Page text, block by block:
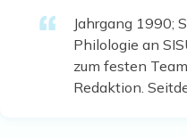
Jahrgang 1990;
Philologie an
zum festen
Redaktion. Seitdem schreibte sie